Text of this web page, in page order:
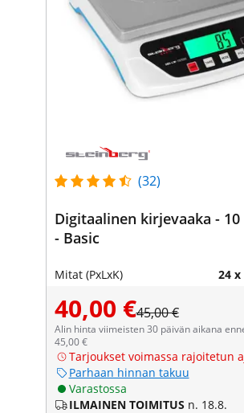
(32)
Digitaalinen kirjevaaka - 10
- Basic
Mitat (PxLxK) 24 x
40,00 €45,00 €
Alin hinta viimeisten 30 päivän aikana
45,00 €
Tarjoukset voimassa rajoitetun
Parhaan hinnan takuu
Varastossa
ILMAINEN TOIMITUS n. 18.8.